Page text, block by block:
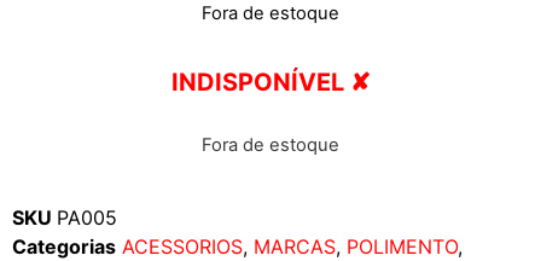
Fora de estoque
INDISPONÍVEL ✘
Fora de estoque
SKU PA005
Categorias ACESSORIOS, MARCAS, POLIMENTO,